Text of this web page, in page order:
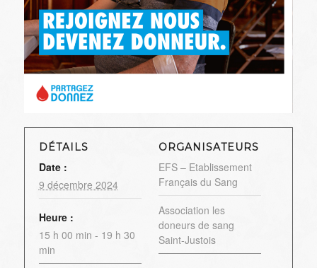
DÉTAILS
Date :
9 décembre 2024
Heure :
15 h 00 min - 19 h 30
min
ORGANISATEURS
EFS – Etablissement
Français du Sang
Association les
doneurs de sang
Saint-Justois